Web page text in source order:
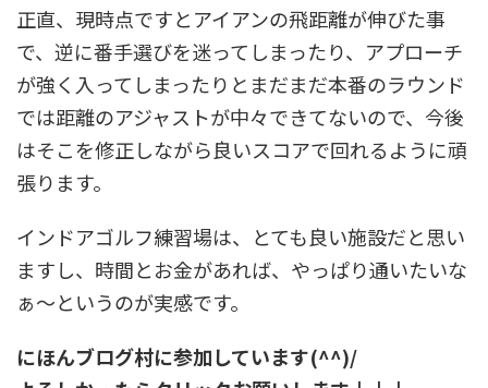
正直、現時点ですとアイアンの飛距離が伸びた事
で、逆に番手選びを迷ってしまったり、アプローチ
が強く入ってしまったりとまだまだ本番のラウンド
では距離のアジャストが中々できてないので、今後
はそこを修正しながら良いスコアで回れるように頑
張ります。
インドアゴルフ練習場は、とても良い施設だと思い
ますし、時間とお金があれば、やっぱり通いたいな
ぁ～というのが実感です。
にほんブログ村に参加しています(^^)/